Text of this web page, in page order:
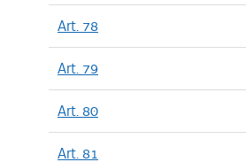
Art. 78
Art. 79
Art. 80
Art. 81